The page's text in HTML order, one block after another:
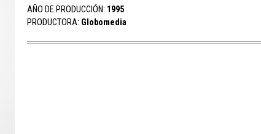
AÑO DE PRODUCCIÓN: 1995
PRODUCTORA: Globomedia